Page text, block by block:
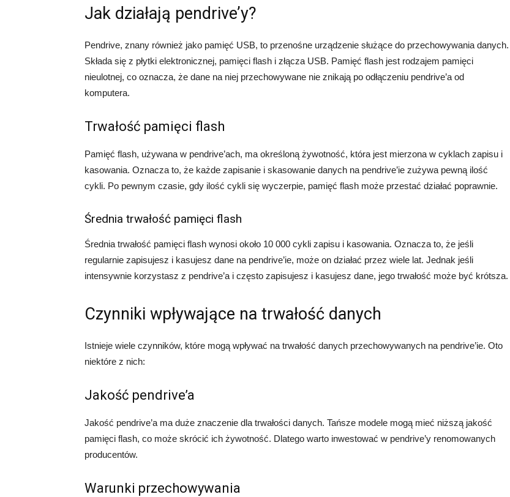
Jak działają pendrive’y?
Pendrive, znany również jako pamięć USB, to przenośne urządzenie służące do przechowywania danych.
Składa się z płytki elektronicznej, pamięci flash i złącza USB. Pamięć flash jest rodzajem pamięci
nieulotnej, co oznacza, że dane na niej przechowywane nie znikają po odłączeniu pendrive’a od
komputera.
Trwałość pamięci flash
Pamięć flash, używana w pendrive’ach, ma określoną żywotność, która jest mierzona w cyklach zapisu i
kasowania. Oznacza to, że każde zapisanie i skasowanie danych na pendrive’ie zużywa pewną ilość
cykli. Po pewnym czasie, gdy ilość cykli się wyczerpie, pamięć flash może przestać działać poprawnie.
Średnia trwałość pamięci flash
Średnia trwałość pamięci flash wynosi około 10 000 cykli zapisu i kasowania. Oznacza to, że jeśli
regularnie zapisujesz i kasujesz dane na pendrive’ie, może on działać przez wiele lat. Jednak jeśli
intensywnie korzystasz z pendrive’a i często zapisujesz i kasujesz dane, jego trwałość może być krótsza.
Czynniki wpływające na trwałość danych
Istnieje wiele czynników, które mogą wpływać na trwałość danych przechowywanych na pendrive’ie. Oto
niektóre z nich:
Jakość pendrive’a
Jakość pendrive’a ma duże znaczenie dla trwałości danych. Tańsze modele mogą mieć niższą jakość
pamięci flash, co może skrócić ich żywotność. Dlatego warto inwestować w pendrive’y renomowanych
producentów.
Warunki przechowywania